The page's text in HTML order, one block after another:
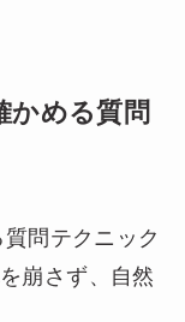
かめる質問
問テクニック
崩さず、自然